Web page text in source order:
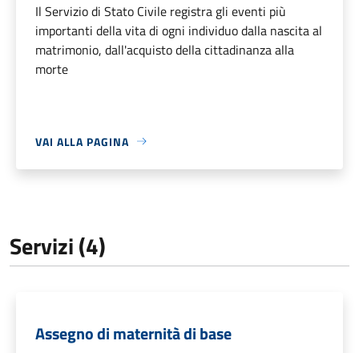
Il Servizio di Stato Civile registra gli eventi più
importanti della vita di ogni individuo dalla nascita al
matrimonio, dall'acquisto della cittadinanza alla
morte
VAI ALLA PAGINA
Servizi (4)
Assegno di maternità di base